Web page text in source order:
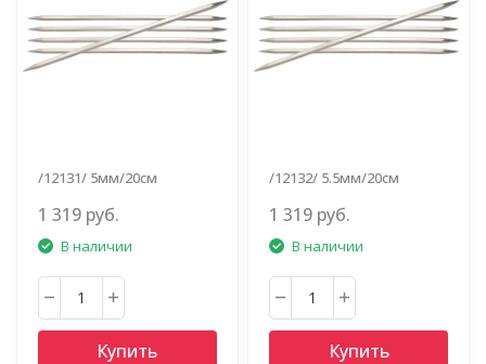
/12131/ 5мм/20см
1 319 руб.
В наличии
Купить
/12132/ 5.5мм/20см
1 319 руб.
В наличии
Купить